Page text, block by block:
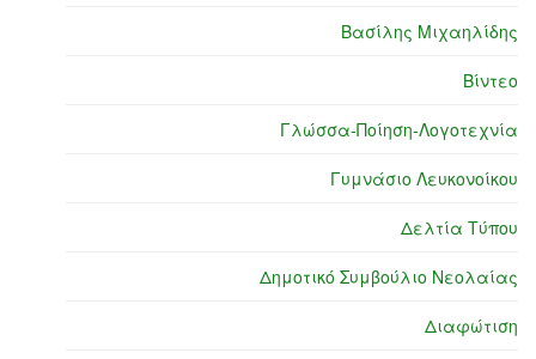
Βασίλης Μιχαηλίδης
Βίντεο
Γλώσσα-Ποίηση-Λογοτεχνία
Γυμνάσιο Λευκονοίκου
Δελτία Τύπου
Δημοτικό Συμβούλιο Νεολαίας
Διαφώτιση